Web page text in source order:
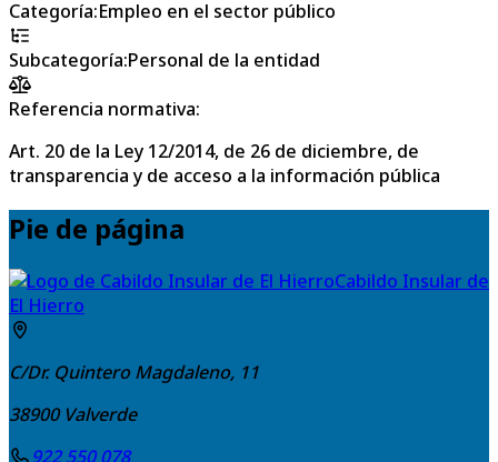
Categoría:Empleo en el sector público
Subcategoría:Personal de la entidad
Referencia normativa:
Art. 20 de la Ley 12/2014, de 26 de diciembre, de
transparencia y de acceso a la información pública
Pie de página
Cabildo Insular de
El Hierro
C/Dr. Quintero Magdaleno, 11
38900 Valverde
922 550 078